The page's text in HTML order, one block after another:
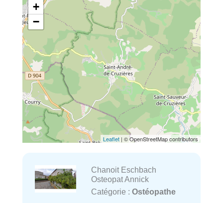
+
−
Leaflet | © OpenStreetMap contributors
Chanoit Eschbach
Osteopat Annick
Catégorie : Ostéopathe